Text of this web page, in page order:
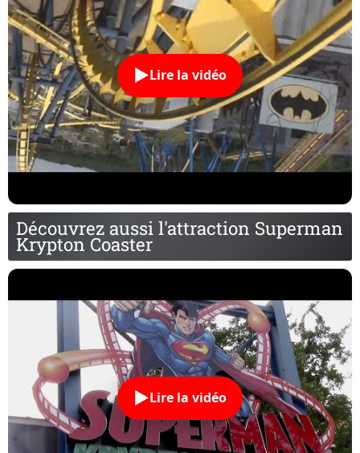
Lire la vidéo
Découvrez aussi l'attraction Superman
Krypton Coaster
Lire la vidéo